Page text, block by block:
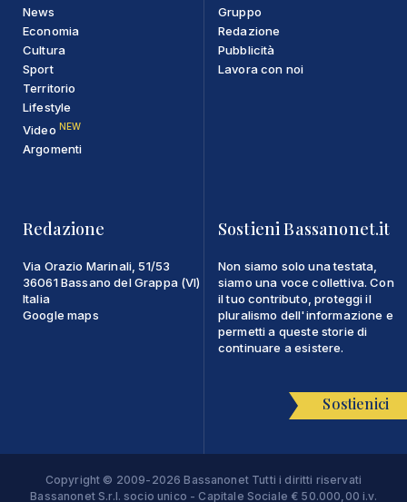
News
Economia
Cultura
Sport
Territorio
Lifestyle
Video NEW
Argomenti
Gruppo
Redazione
Pubblicità
Lavora con noi
Redazione
Via Orazio Marinali, 51/53
36061 Bassano del Grappa (VI)
Italia
Google maps
Sostieni Bassanonet.it
Non siamo solo una testata,
siamo una voce collettiva. Con
il tuo contributo, proteggi il
pluralismo dell'informazione e
permetti a queste storie di
continuare a esistere.
Sostienici
Copyright © 2009-2026 Bassanonet Tutti i diritti riservati
Bassanonet S.r.l. socio unico - Capitale Sociale € 50.000,00 i.v.